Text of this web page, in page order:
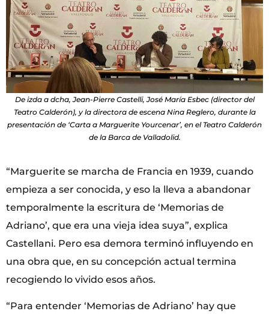
De izda a dcha, Jean-Pierre Castelli, José María Esbec (director del
Teatro Calderón), y la directora de escena Nina Reglero, durante la
presentación de ‘Carta a Marguerite Yourcenar’, en el Teatro Calderón
de la Barca de Valladolid.
“Marguerite se marcha de Francia en 1939, cuando
empieza a ser conocida, y eso la lleva a abandonar
temporalmente la escritura de ‘Memorias de
Adriano’, que era una vieja idea suya”, explica
Castellani. Pero esa demora terminó influyendo en
una obra que, en su concepción actual termina
recogiendo lo vivido esos años.
“Para entender ‘Memorias de Adriano’ hay que